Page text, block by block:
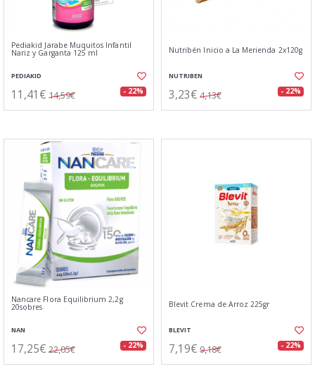
Pediakid Jarabe Muquitos Infantil
Nariz y Garganta 125 ml
PEDIAKID
11,41€ 14,59€ - 22%
Nutribén Inicio a La Merienda 2x120g
NUTRIBEN
3,23€ 4,13€ - 22%
Nancare Flora Equilibrium 2,2g
20sobres
NAN
17,25€ 22,05€ - 22%
Blevit Crema de Arroz 225gr
BLEVIT
7,19€ 9,18€ - 22%